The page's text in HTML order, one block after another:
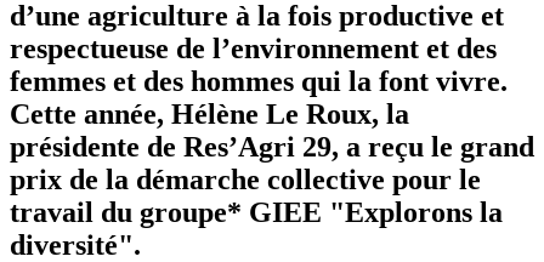
d’une agriculture à la fois productive et
respectueuse de l’environnement et des
femmes et des hommes qui la font vivre.
Cette année, Hélène Le Roux, la
présidente de Res’Agri 29, a reçu le grand
prix de la démarche collective pour le
travail du groupe* GIEE "Explorons la
diversité".